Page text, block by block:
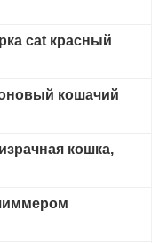
cat красный
кошачий
кошка,